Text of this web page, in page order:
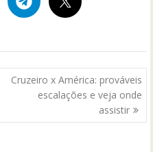
Cruzeiro x América: prováveis
escalações e veja onde
assistir